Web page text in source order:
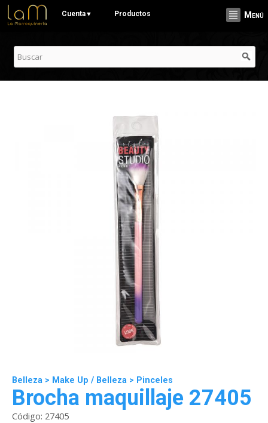
contenido
Cuenta▼ Productos Menú
Belleza > Make Up / Belleza > Pinceles
Brocha maquillaje 27405
Código: 27405